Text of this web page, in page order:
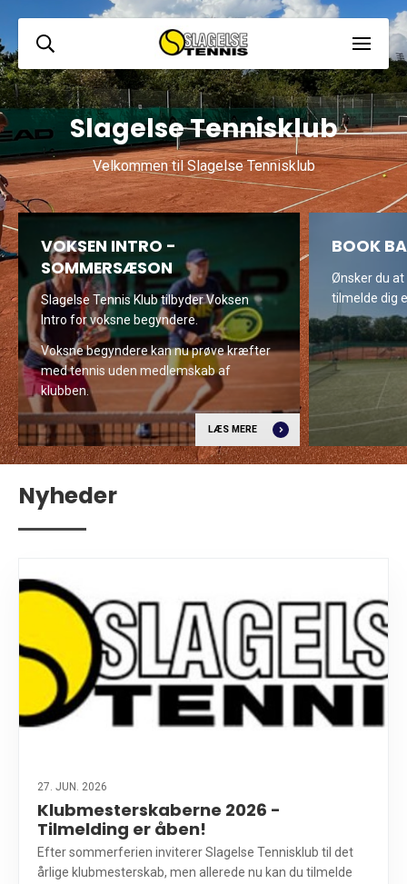
Slagelse Tennisklub
Velkommen til Slagelse Tennisklub
VOKSEN INTRO -
SOMMERSÆSON
Slagelse Tennis Klub tilbyder Voksen
Intro for voksne begyndere.
Voksne begyndere kan nu prøve kræfter
med tennis uden medlemskab af
klubben.
LÆS MERE
BOOK
Ønsker du at
tilmelde dig
Nyheder
27. JUN. 2026
Klubmesterskaberne 2026 -
Tilmelding er åben!
Efter sommerferien inviterer Slagelse Tennisklub til det
årlige klubmesterskab, men allerede nu kan du tilmelde